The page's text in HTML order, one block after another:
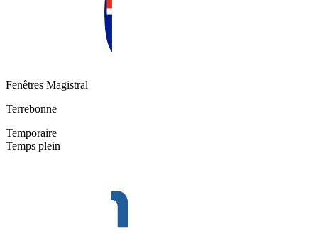
Fenêtres Magistral
Terrebonne
Temporaire
Temps plein